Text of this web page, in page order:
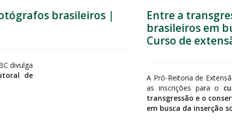
brasileiros |
divulga
de
Entre a
brasileiros em
Curso de
A Pró-Reitoria de
as inscrições para o
transgressão e o
em busca da inserção